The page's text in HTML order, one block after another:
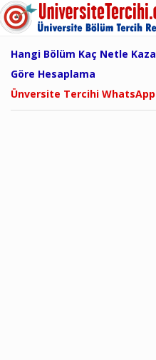
Hangi Bölüm Kaç Netle
Göre Hesaplama
Ünversite Tercihi